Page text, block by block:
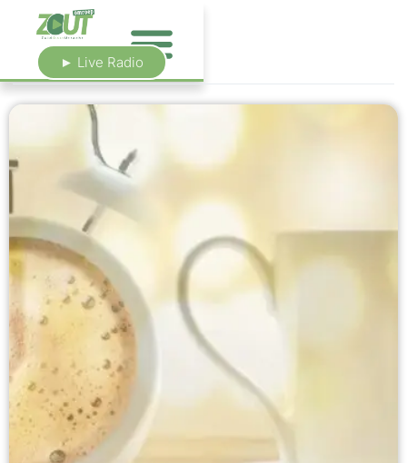
► Live Radio